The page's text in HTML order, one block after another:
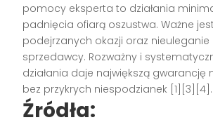
pomocy eksperta to działania
padnięcia ofiarą oszustwa. Ważne
podejrzanych okazji oraz nieuleganie
sprzedawcy. Rozważny i
działania daje największą gwarancję
bez przykrych niespodzianek [1][3][4] .
Źródła: